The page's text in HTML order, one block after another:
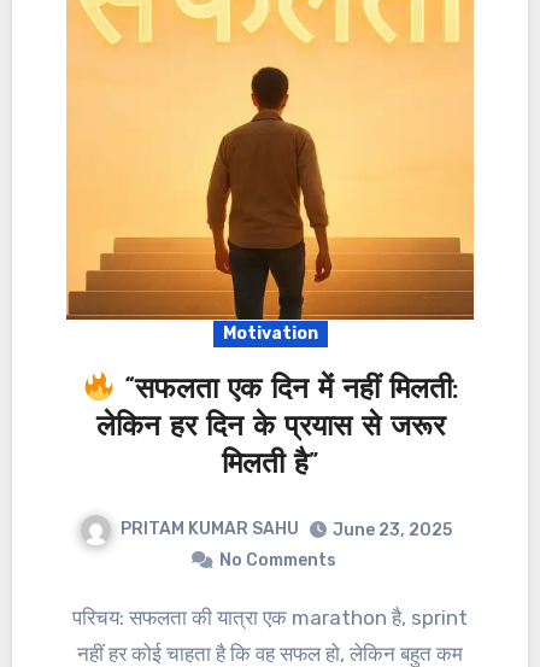
Motivation
“सफलता एक दिन में नहीं मिलती:
लेकिन हर दिन के प्रयास से जरूर
मिलती है”
PRITAM KUMAR SAHU
June 23, 2025
No Comments
परिचय: सफलता की यात्रा एक marathon है, sprint
नहीं हर कोई चाहता है कि वह सफल हो, लेकिन बहुत कम